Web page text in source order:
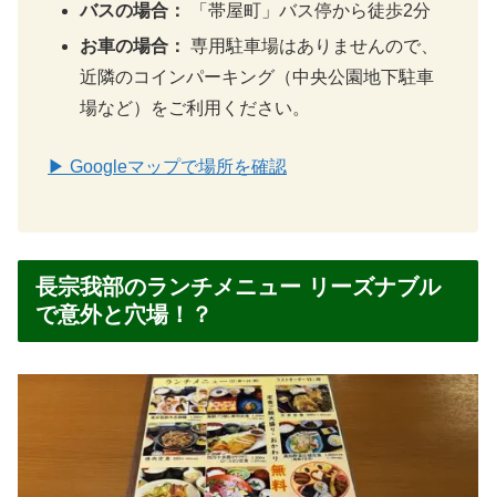
バスの場合：
「帯屋町」バス停から徒歩2分
お車の場合： 専用駐車場はありませんので、
近隣のコインパーキング（中央公園地下駐車
場など）をご利用ください。
▶ Googleマップで場所を確認
長宗我部のランチメニュー リーズナブル
で意外と穴場！？